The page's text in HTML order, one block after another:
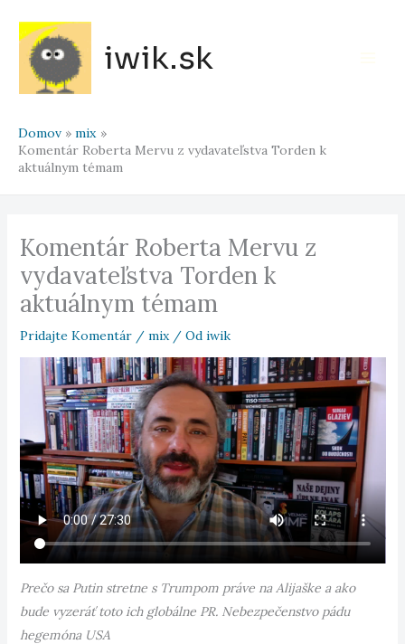
obsah
iwik.sk
Domov
mix
Komentár Roberta Mervu z vydavateľstva Torden k
aktuálnym témam
Komentár Roberta Mervu z
vydavateľstva Torden k
aktuálnym témam
Pridajte Komentár / mix/ Od iwik
Prečo sa Putin stretne s Trumpom práve na Alijaške a ako
bude vyzeráť toto ich globálne PR. Nebezpečenstvo pádu
hegemóna USA